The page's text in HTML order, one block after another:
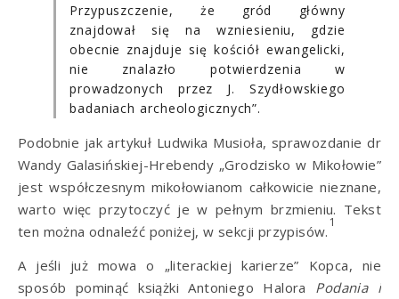
Przypuszczenie, że gród główny
znajdował się na wzniesieniu, gdzie
obecnie znajduje się kościół ewangelicki,
nie znalazło potwierdzenia w
prowadzonych przez J. Szydłowskiego
badaniach archeologicznych”.
Podobnie jak artykuł Ludwika Musioła, sprawozdanie dr
Wandy Galasińskiej-Hrebendy „Grodzisko w Mikołowie”
jest współczesnym mikołowianom całkowicie nieznane,
warto więc przytoczyć je w pełnym brzmieniu. Tekst
ten można odnaleźć poniżej, w sekcji przypisów.
1
A jeśli już mowa o „literackiej karierze” Kopca, nie
sposób pominąć książki Antoniego Halora Podania i